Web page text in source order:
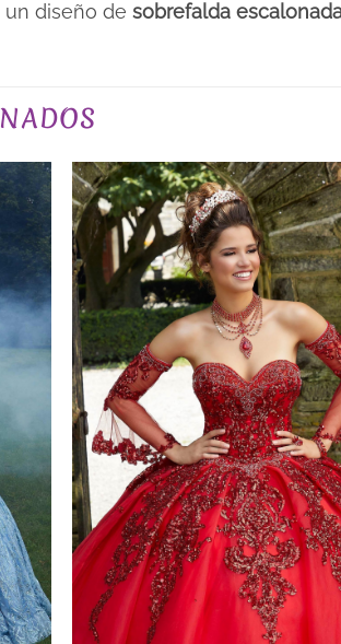
un diseño de sobrefalda